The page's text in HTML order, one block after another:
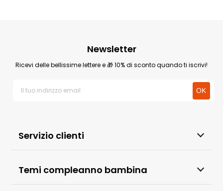
Servizio clienti
Temi compleanno bambina
Newsletter
Ricevi delle bellissime lettere e 🎁 10% di sconto quando ti iscrivi!